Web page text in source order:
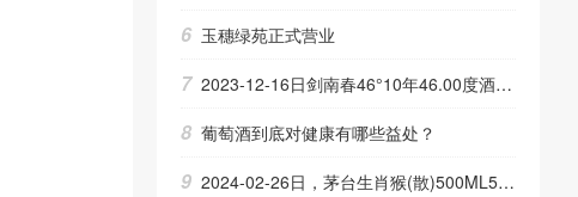
6 玉穗绿苑正式营业
7 2023-12-16日剑南春46°10年46.00度酒的价格，剑南春批发参考价格700一瓶
8 葡萄酒到底对健康有哪些益处？
9 2024-02-26日，茅台生肖猴(散)500ML53.00度酒每瓶的价格是多少呢？